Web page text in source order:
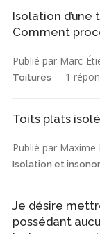
Isolation
Comment
Publié par Marc-
Toitures 1
Toits plats
Publié par Maxime
Isolation et
Je désire
possédant